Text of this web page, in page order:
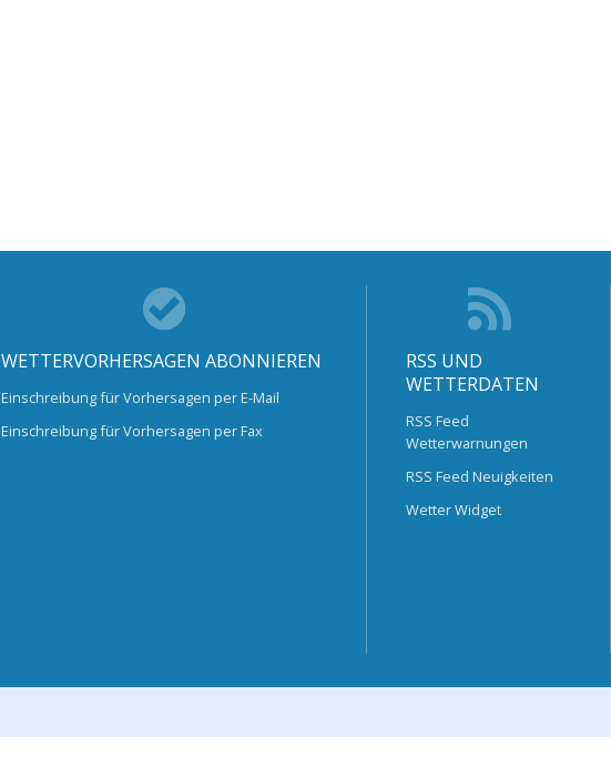
WETTERVORHERSAGEN ABONNIEREN
Einschreibung für Vorhersagen per E-Mail
Einschreibung für Vorhersagen per Fax
RSS UND
WETTERDATEN
RSS Feed
Wetterwarnungen
RSS Feed Neuigkeiten
Wetter Widget